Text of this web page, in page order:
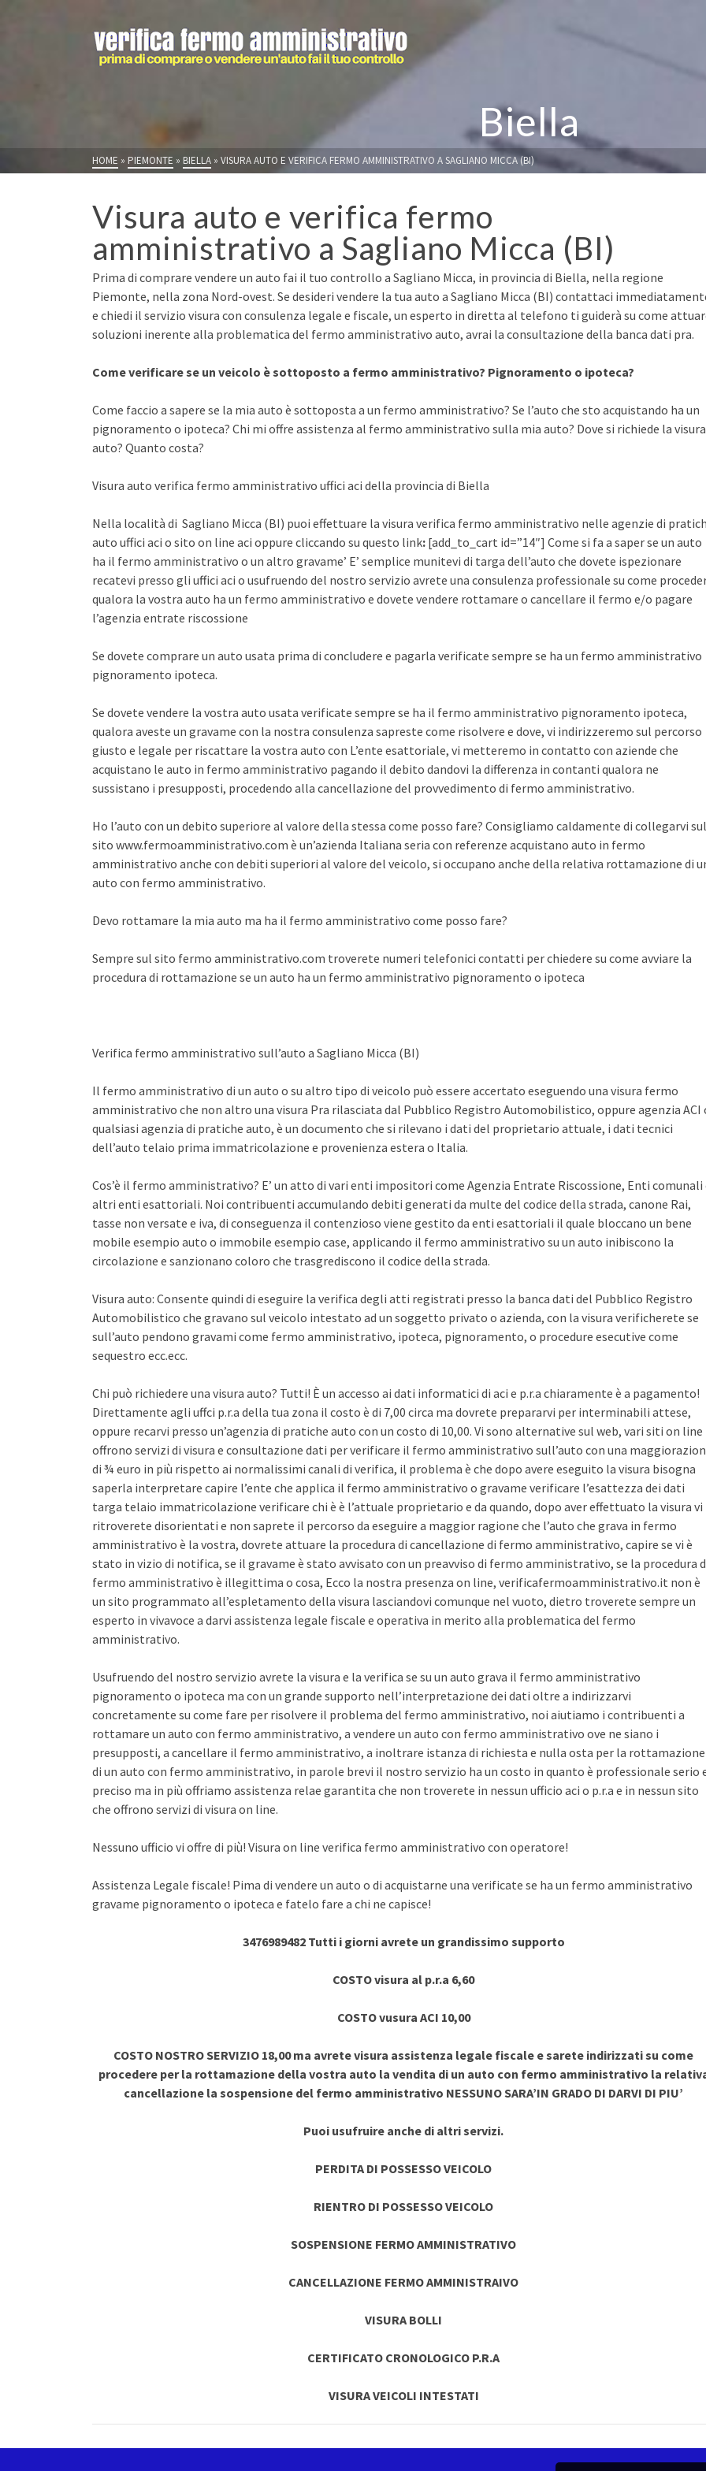
Biella
HOME » PIEMONTE » BIELLA » VISURA AUTO E VERIFICA FERMO AMMINISTRATIVO A SAGLIANO MICCA (BI)
Visura auto e verifica fermo
amministrativo a Sagliano Micca (BI)
Prima di comprare vendere un auto fai il tuo controllo a Sagliano Micca, in provincia di Biella, nella regione
Piemonte, nella zona Nord-ovest. Se desideri vendere la tua auto a Sagliano Micca (BI) contattaci
e chiedi il servizio visura con consulenza legale e fiscale, un esperto in diretta al telefono ti guiderà su come
soluzioni inerente alla problematica del fermo amministrativo auto, avrai la consultazione della banca dati pra.
Come verificare se un veicolo è sottoposto a fermo amministrativo? Pignoramento o ipoteca?
Come faccio a sapere se la mia auto è sottoposta a un fermo amministrativo? Se l’auto che sto acquistando ha un
pignoramento o ipoteca? Chi mi offre assistenza al fermo amministrativo sulla mia auto? Dove si richiede la visura
auto? Quanto costa?
Visura auto verifica fermo amministrativo uffici aci della provincia di Biella
Nella località di Sagliano Micca (BI) puoi effettuare la visura verifica fermo amministrativo nelle agenzie di
auto uffici aci o sito on line aci oppure cliccando su questo link: [add_to_cart id=”14″] Come si fa a saper se un auto
ha il fermo amministrativo o un altro gravame’ E’ semplice munitevi di targa dell’auto che dovete ispezionare
recatevi presso gli uffici aci o usufruendo del nostro servizio avrete una consulenza professionale su come
qualora la vostra auto ha un fermo amministrativo e dovete vendere rottamare o cancellare il fermo e/o pagare
l’agenzia entrate riscossione
Se dovete comprare un auto usata prima di concludere e pagarla verificate sempre se ha un fermo amministrativo
pignoramento ipoteca.
Se dovete vendere la vostra auto usata verificate sempre se ha il fermo amministrativo pignoramento ipoteca,
qualora aveste un gravame con la nostra consulenza sapreste come risolvere e dove, vi indirizzeremo sul percorso
giusto e legale per riscattare la vostra auto con L’ente esattoriale, vi metteremo in contatto con aziende che
acquistano le auto in fermo amministrativo pagando il debito dandovi la differenza in contanti qualora ne
sussistano i presupposti, procedendo alla cancellazione del provvedimento di fermo amministrativo.
Ho l’auto con un debito superiore al valore della stessa come posso fare? Consigliamo caldamente di collegarvi sul
sito www.fermoamministrativo.com è un’azienda Italiana seria con referenze acquistano auto in fermo
amministrativo anche con debiti superiori al valore del veicolo, si occupano anche della relativa rottamazione di
auto con fermo amministrativo.
Devo rottamare la mia auto ma ha il fermo amministrativo come posso fare?
Sempre sul sito fermo amministrativo.com troverete numeri telefonici contatti per chiedere su come avviare la
procedura di rottamazione se un auto ha un fermo amministrativo pignoramento o ipoteca
Verifica fermo amministrativo sull’auto a Sagliano Micca (BI)
Il fermo amministrativo di un auto o su altro tipo di veicolo può essere accertato eseguendo una visura fermo
amministrativo che non altro una visura Pra rilasciata dal Pubblico Registro Automobilistico, oppure agenzia ACI
qualsiasi agenzia di pratiche auto, è un documento che si rilevano i dati del proprietario attuale, i dati tecnici
dell’auto telaio prima immatricolazione e provenienza estera o Italia.
Cos’è il fermo amministrativo? E’ un atto di vari enti impositori come Agenzia Entrate Riscossione, Enti comunali
altri enti esattoriali. Noi contribuenti accumulando debiti generati da multe del codice della strada, canone Rai,
tasse non versate e iva, di conseguenza il contenzioso viene gestito da enti esattoriali il quale bloccano un bene
mobile esempio auto o immobile esempio case, applicando il fermo amministrativo su un auto inibiscono la
circolazione e sanzionano coloro che trasgrediscono il codice della strada.
Visura auto: Consente quindi di eseguire la verifica degli atti registrati presso la banca dati del Pubblico Registro
Automobilistico che gravano sul veicolo intestato ad un soggetto privato o azienda, con la visura verificherete se
sull’auto pendono gravami come fermo amministrativo, ipoteca, pignoramento, o procedure esecutive come
sequestro ecc.ecc.
Chi può richiedere una visura auto? Tutti! È un accesso ai dati informatici di aci e p.r.a chiaramente è a pagamento!
Direttamente agli uffci p.r.a della tua zona il costo è di 7,00 circa ma dovrete prepararvi per interminabili attese,
oppure recarvi presso un’agenzia di pratiche auto con un costo di 10,00. Vi sono alternative sul web, vari siti on line
offrono servizi di visura e consultazione dati per verificare il fermo amministrativo sull’auto con una
di ¾ euro in più rispetto ai normalissimi canali di verifica, il problema è che dopo avere eseguito la visura bisogna
saperla interpretare capire l’ente che applica il fermo amministrativo o gravame verificare l’esattezza dei dati
targa telaio immatricolazione verificare chi è è l’attuale proprietario e da quando, dopo aver effettuato la visura vi
ritroverete disorientati e non saprete il percorso da eseguire a maggior ragione che l’auto che grava in fermo
amministrativo è la vostra, dovrete attuare la procedura di cancellazione di fermo amministrativo, capire se vi è
stato in vizio di notifica, se il gravame è stato avvisato con un preavviso di fermo amministrativo, se la procedura
fermo amministrativo è illegittima o cosa, Ecco la nostra presenza on line, verificafermoamministrativo.it non è
un sito programmato all’espletamento della visura lasciandovi comunque nel vuoto, dietro troverete sempre un
esperto in vivavoce a darvi assistenza legale fiscale e operativa in merito alla problematica del fermo
amministrativo.
Usufruendo del nostro servizio avrete la visura e la verifica se su un auto grava il fermo amministrativo
pignoramento o ipoteca ma con un grande supporto nell’interpretazione dei dati oltre a indirizzarvi
concretamente su come fare per risolvere il problema del fermo amministrativo, noi aiutiamo i contribuenti a
rottamare un auto con fermo amministrativo, a vendere un auto con fermo amministrativo ove ne siano i
presupposti, a cancellare il fermo amministrativo, a inoltrare istanza di richiesta e nulla osta per la rottamazione
di un auto con fermo amministrativo, in parole brevi il nostro servizio ha un costo in quanto è professionale serio
preciso ma in più offriamo assistenza relae garantita che non troverete in nessun ufficio aci o p.r.a e in nessun sito
che offrono servizi di visura on line.
Nessuno ufficio vi offre di più! Visura on line verifica fermo amministrativo con operatore!
Assistenza Legale fiscale! Pima di vendere un auto o di acquistarne una verificate se ha un fermo amministrativo
gravame pignoramento o ipoteca e fatelo fare a chi ne capisce!
3476989482 Tutti i giorni avrete un grandissimo supporto
COSTO visura al p.r.a 6,60
COSTO vusura ACI 10,00
COSTO NOSTRO SERVIZIO 18,00 ma avrete visura assistenza legale fiscale e sarete indirizzati su come
procedere per la rottamazione della vostra auto la vendita di un auto con fermo amministrativo la
cancellazione la sospensione del fermo amministrativo NESSUNO SARA’IN GRADO DI DARVI DI PIU’
Puoi usufruire anche di altri servizi.
PERDITA DI POSSESSO VEICOLO
RIENTRO DI POSSESSO VEICOLO
SOSPENSIONE FERMO AMMINISTRATIVO
CANCELLAZIONE FERMO AMMINISTRAIVO
VISURA BOLLI
CERTIFICATO CRONOLOGICO P.R.A
VISURA VEICOLI INTESTATI